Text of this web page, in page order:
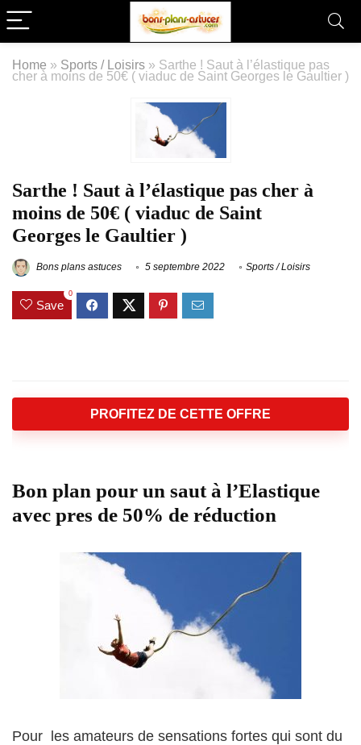
Home » Sports / Loisirs » Sarthe ! Saut à l’élastique pas
cher à moins de 50€ ( viaduc de Saint Georges le Gaultier )
Sarthe ! Saut à l’élastique pas cher à
moins de 50€ ( viaduc de Saint
Georges le Gaultier )
Bons plans astuces 5 septembre 2022 Sports / Loisirs
Save
0
PROFITEZ DE CETTE OFFRE
Bon plan pour un saut à l’Elastique
avec pres de 50% de réduction
Pour les amateurs de sensations fortes qui sont du